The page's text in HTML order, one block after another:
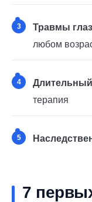
3 Травмы
любом
4
терапия
5
7